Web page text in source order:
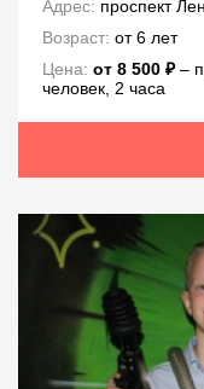
Адрес: проспект
Возраст: от 6 лет
Цена: от 8 500 ₽–
человек, 2 часа